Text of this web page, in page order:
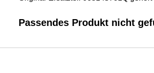
Passendes Produkt nicht